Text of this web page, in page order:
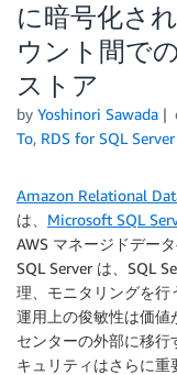
エディション
に暗号化さ
ウント間で
ストア
by Yoshinori Sawada
To, RDS for SQL Server
Amazon Relational
は、 Microsoft SQL
AWS マネージドデー
SQL Server は、SQL
理、モニタリングを行
運用上の俊敏性は価値
センターの外部に移
キュリティはさらに重